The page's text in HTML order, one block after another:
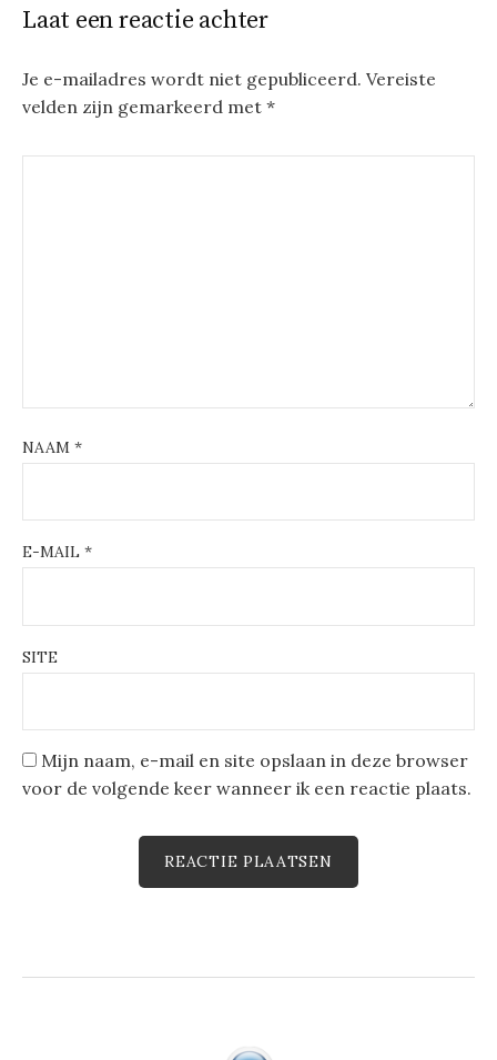
Laat een reactie achter
Je e-mailadres wordt niet gepubliceerd. Vereiste
velden zijn gemarkeerd met *
NAAM *
E-MAIL *
SITE
Mijn naam, e-mail en site opslaan in deze browser
voor de volgende keer wanneer ik een reactie plaats.